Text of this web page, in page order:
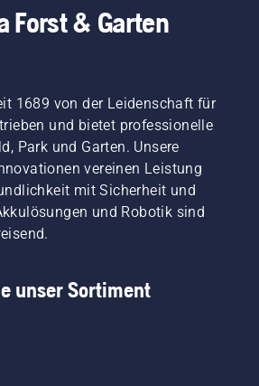
Forst & Garten
1689 von der Leidenschaft für
und bietet professionelle
Park und Garten. Unsere
vereinen Leistung
mit Sicherheit und
und Robotik sind
unser Sortiment